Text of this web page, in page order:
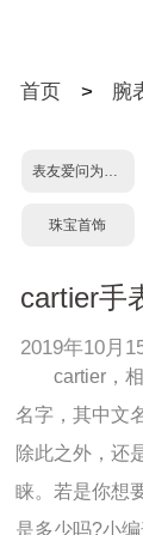
首页 > 腕
表友爱问为什么？
珠宝首饰
cartier手
2019年10月
cartier，相
名字，其中文
除此之外，还
睐。若是你想
是多少吗?小